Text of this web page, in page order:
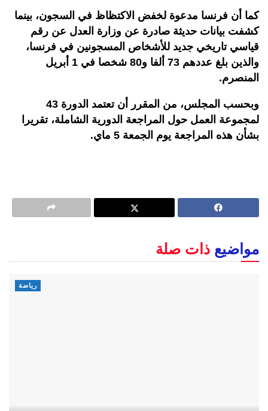
كما أن فرنسا مدعوة لخفض الاكتظاظ في السجون، بينما
كشفت بيانات حديثة صادرة عن وزارة العدل عن رقم
قياسي تاريخي جديد للأشخاص المسجونين في فرنسا،
والذين بلغ عددهم 73 ألفا و80 شخصا في 1 أبريل
المنصرم.
وبحسب المجلس، من المقرر أن تعتمد الدورة 43
لمجموعة العمل حول المراجعة الدورية الشاملة، تقريرا
بشأن هذه المراجعة يوم الجمعة 5 ماي.
مواضيع ذات صلة
رياضة